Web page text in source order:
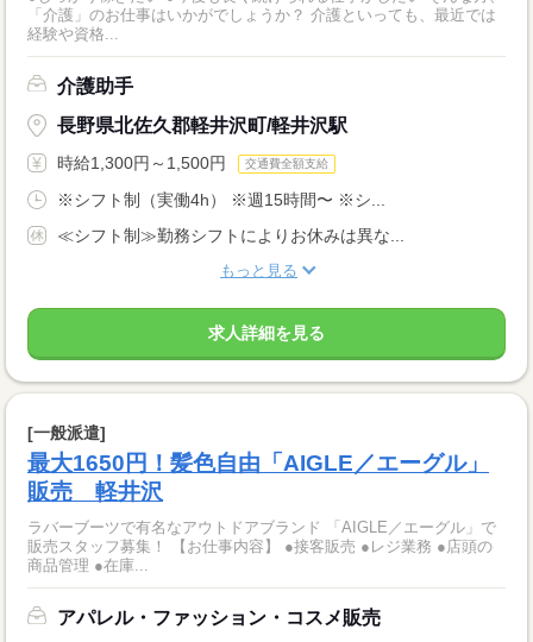
「介護」のお仕事はいかがでしょうか？ 介護といっても、最近では
経験や資格...
介護助手
長野県北佐久郡軽井沢町/軽井沢駅
時給1,300円～1,500円 交通費全額支給
※シフト制（実働4h） ※週15時間〜 ※シ...
≪シフト制≫勤務シフトによりお休みは異な...
もっと見る
求人詳細を見る
[一般派遣]
最大1650円！髪色自由「AIGLE／エーグル」
販売 軽井沢
ラバーブーツで有名なアウトドアブランド 「AIGLE／エーグル」で
販売スタッフ募集！ 【お仕事内容】 ●接客販売 ●レジ業務 ●店頭の
商品管理 ●在庫...
アパレル・ファッション・コスメ販売